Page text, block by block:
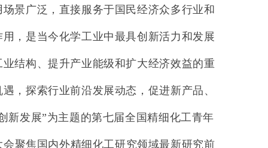
景广泛，直接服务于国民经济众多行业和
，是当今化学工业中最具创新活力和发展
结构、提升产业能级和扩大经济效益的重
，探索行业前沿发展动态，促进新产品、
新发展”为主题的第七届全国精细化工青年
聚焦国内外精细化工研究领域最新研究前